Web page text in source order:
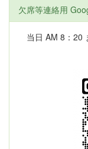
欠席等連絡用
当日 AM 8：20